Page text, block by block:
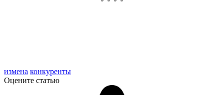
измена конкуренты
Оцените статью